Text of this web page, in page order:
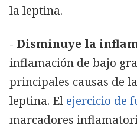
la leptina.
- Disminuye la
inflamación de bajo
principales causas de
leptina. El ejercicio de
marcadores